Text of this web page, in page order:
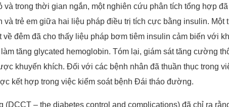
trong thời gian ngắn, một nghiên cứu phân tích tổng hợp
trẻ em giữa hai liệu pháp điều trị tích cực bằng insulin.
đêm đã cho thấy liệu pháp bơm tiêm insulin cảm biến với
tăng glycated hemoglobin. Tóm lại, giám sát tăng cường
khuyến khích. Đối với các bệnh nhân đã thuần thục trong
kết hợp trong việc kiểm soát bệnh Đái tháo đường.
– the diabetes control and complications) đã chỉ ra